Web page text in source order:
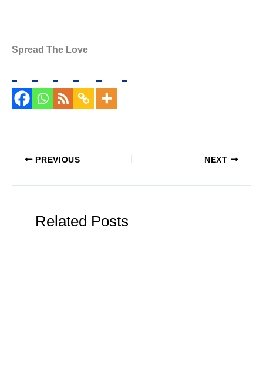
Spread The Love
PREVIOUS NEXT
Related Posts